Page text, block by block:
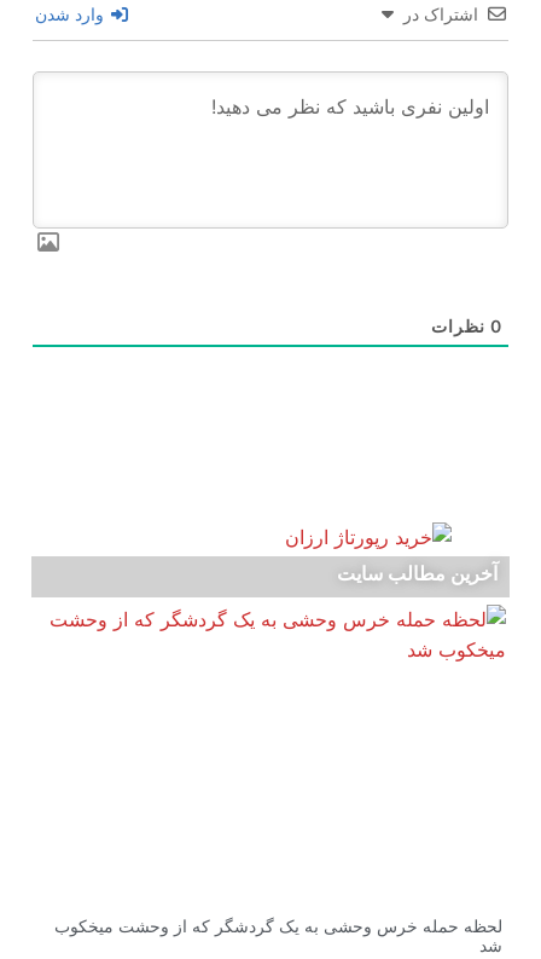
اشتراک در وارد شدن
0 نظرات
آخرین مطالب سایت
لحظه حمله خرس وحشی به یک گردشگر که از وحشت‌ میخکوب
شد